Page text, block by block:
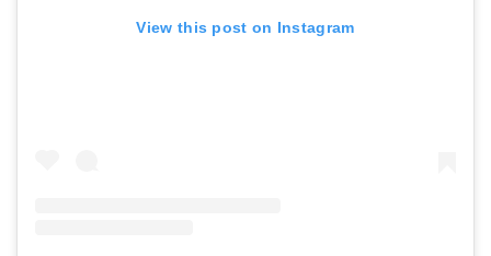
View this post on Instagram